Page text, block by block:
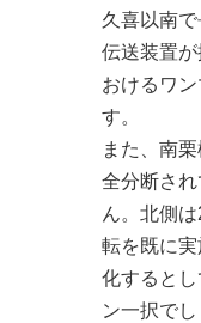
久喜以南
伝送装置
おけるワ
す。
また、南
全分断さ
ん。北側
転を既に
化すると
ン一択でし